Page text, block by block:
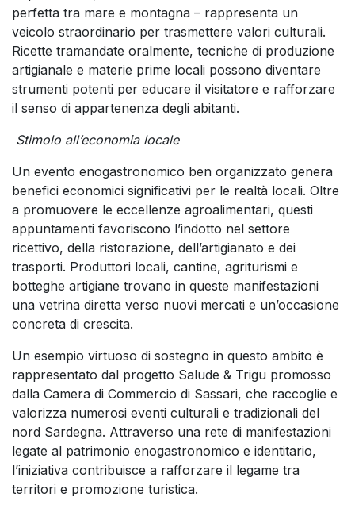
perfetta tra mare e montagna – rappresenta un
veicolo straordinario per trasmettere valori culturali.
Ricette tramandate oralmente, tecniche di produzione
artigianale e materie prime locali possono diventare
strumenti potenti per educare il visitatore e rafforzare
il senso di appartenenza degli abitanti.
Stimolo all’economia locale
Un evento enogastronomico ben organizzato genera
benefici economici significativi per le realtà locali. Oltre
a promuovere le eccellenze agroalimentari, questi
appuntamenti favoriscono l’indotto nel settore
ricettivo, della ristorazione, dell’artigianato e dei
trasporti. Produttori locali, cantine, agriturismi e
botteghe artigiane trovano in queste manifestazioni
una vetrina diretta verso nuovi mercati e un’occasione
concreta di crescita.
Un esempio virtuoso di sostegno in questo ambito è
rappresentato dal progetto Salude & Trigu promosso
dalla Camera di Commercio di Sassari, che raccoglie e
valorizza numerosi eventi culturali e tradizionali del
nord Sardegna. Attraverso una rete di manifestazioni
legate al patrimonio enogastronomico e identitario,
l’iniziativa contribuisce a rafforzare il legame tra
territori e promozione turistica.